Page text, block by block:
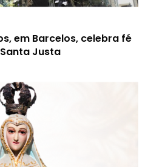
em Barcelos, celebra fé
Justa